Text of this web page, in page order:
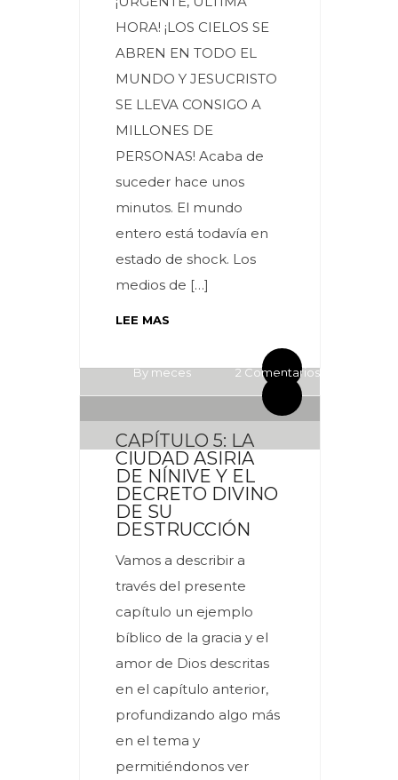
HORA! ¡LOS CIELOS SE
ABREN EN TODO EL
MUNDO Y JESUCRISTO
SE LLEVA CONSIGO A
MILLONES DE
PERSONAS! Acaba de
suceder hace unos
minutos. El mundo
entero está todavía en
estado de shock. Los
medios de […]
LEE MAS
By meces
2 Comentarios
CAPÍTULO 5: LA
CIUDAD ASIRIA
DE NÍNIVE Y EL
DECRETO DIVINO
DE SU
DESTRUCCIÓN
Vamos a describir a
través del presente
capítulo un ejemplo
bíblico de la gracia y el
amor de Dios descritas
en el capítulo anterior,
profundizando algo más
en el tema y
permitiéndonos ver